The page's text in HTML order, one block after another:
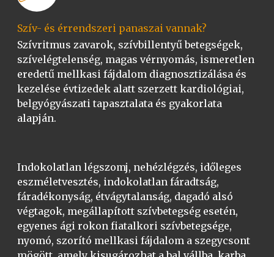
Szív- és érrendszeri panaszai vannak?
Szívritmus zavarok, szívbillentyű betegségek,
szívelégtelenség, magas vérnyomás, ismeretlen
eredetű mellkasi fájdalom diagnosztizálása és
kezelése évtizedek alatt szerzett kardiológiai,
belgyógyászati tapasztalata és gyakorlata
alapján.
Indokolatlan légszomj, nehézlégzés, időleges
eszméletvesztés, indokolatlan fáradtság,
fáradékonyság, étvágytalanság, dagadó alsó
végtagok, megállapított szívbetegség esetén,
egyenes ági rokon fiatalkori szívbetegsége,
nyomó, szorító mellkasi fájdalom a szegycsont